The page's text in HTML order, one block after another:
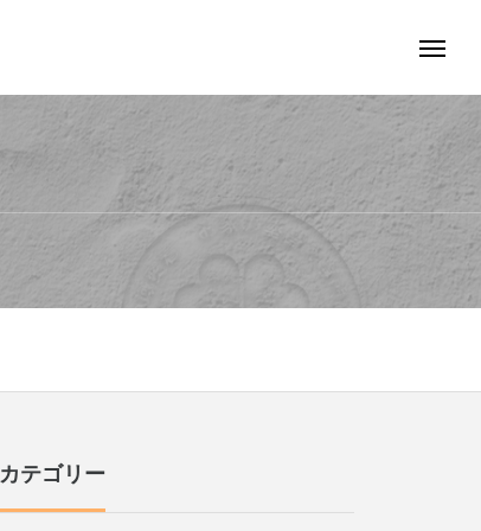
カテゴリー